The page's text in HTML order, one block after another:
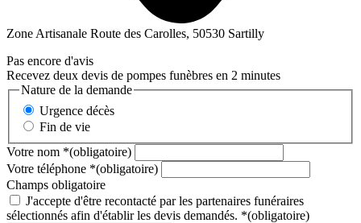
Zone Artisanale Route des Carolles, 50530 Sartilly
Pas encore d'avis
Recevez deux devis de pompes funèbres en 2 minutes
Nature de la demande
Urgence décès
Fin de vie
Votre nom *(obligatoire)
Votre téléphone *(obligatoire)
Champs obligatoire
J'accepte d'être recontacté par les partenaires funéraires
sélectionnés afin d'établir les devis demandés. *(obligatoire)